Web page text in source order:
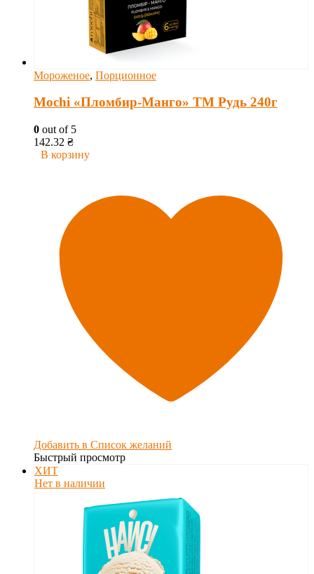
Мороженое, Порционное
Mochi «Пломбир-Манго» ТМ Рудь 240г
0 out of 5
142.32 ₴
В корзину
Добавить в Список желаний
Быстрый просмотр
ХИТ
Нет в наличии